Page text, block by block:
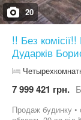
20
!! Без
Дударків
7 999 421 грн.
Продаж будинку •